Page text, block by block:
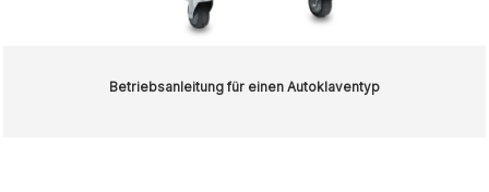
Betriebsanleitung für einen Autoklaventyp